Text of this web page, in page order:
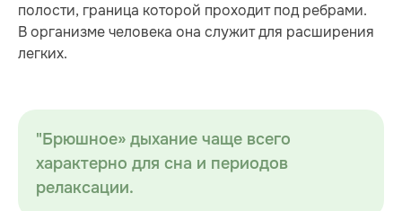
полости, граница которой проходит под ребрами.
В организме человека она служит для расширения
легких.
"Брюшное» дыхание чаще всего
характерно для сна и периодов
релаксации.